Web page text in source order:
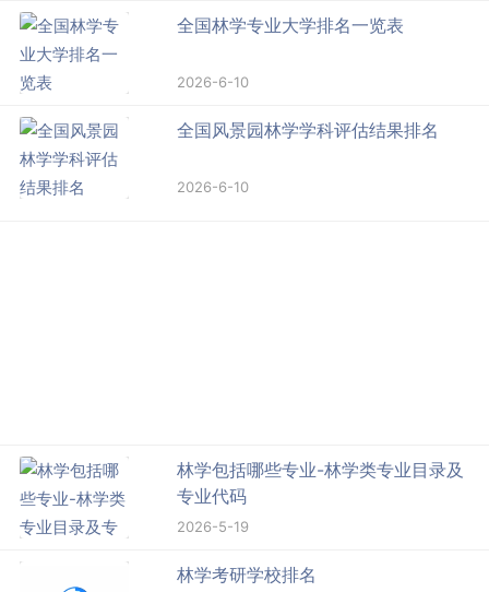
全国林学专业大学排名一览表
2026-6-10
全国风景园林学学科评估结果排名
2026-6-10
林学包括哪些专业-林学类专业目录及
专业代码
2026-5-19
林学考研学校排名